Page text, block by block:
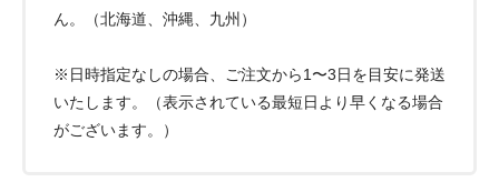
ん。（北海道、沖縄、九州）
※日時指定なしの場合、ご注文から1〜3日を目安に発送
いたします。（表示されている最短日より早くなる場合
がございます。）